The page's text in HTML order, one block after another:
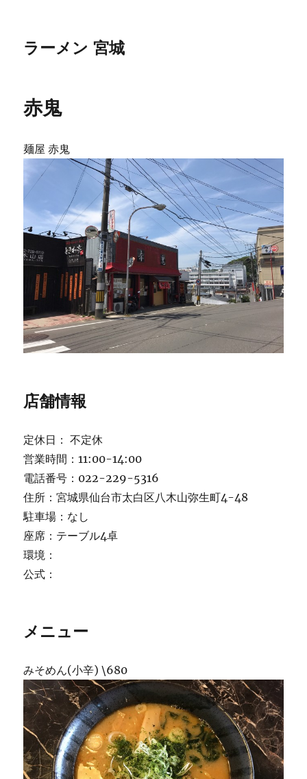
ラーメン 宮城
赤鬼
麺屋 赤鬼
店舗情報
定休日： 不定休
営業時間：11:00-14:00
電話番号：022-229-5316
住所：宮城県仙台市太白区八木山弥生町4-48
駐車場：なし
座席：テーブル4卓
環境：
公式：
メニュー
みそめん(小辛) \680